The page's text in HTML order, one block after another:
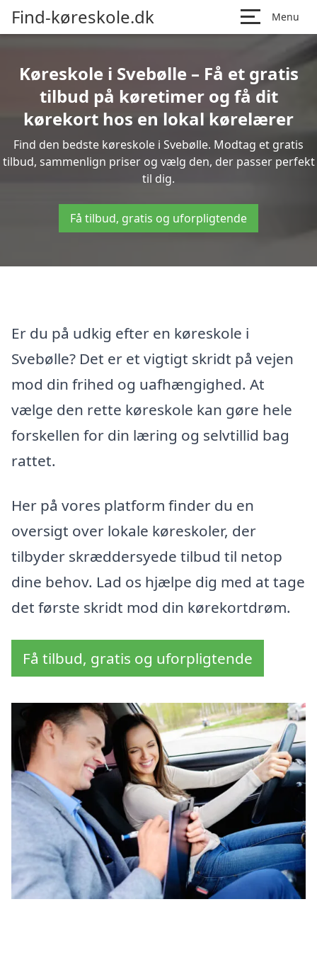
Find-køreskole.dk Menu
Køreskole i Svebølle – Få et gratis
tilbud på køretimer og få dit
kørekort hos en lokal kørelærer
Find den bedste køreskole i Svebølle. Modtag et gratis
tilbud, sammenlign priser og vælg den, der passer perfekt
til dig.
Få tilbud, gratis og uforpligtende
Er du på udkig efter en køreskole i
Svebølle? Det er et vigtigt skridt på vejen
mod din frihed og uafhængighed. At
vælge den rette køreskole kan gøre hele
forskellen for din læring og selvtillid bag
rattet.
Her på vores platform finder du en
oversigt over lokale køreskoler, der
tilbyder skræddersyede tilbud til netop
dine behov. Lad os hjælpe dig med at tage
det første skridt mod din kørekortdrøm.
Få tilbud, gratis og uforpligtende